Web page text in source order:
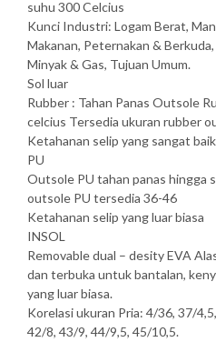
suhu 300 Celcius
Kunci Industri: Logam Berat,
Makanan, Peternakan &
Minyak & Gas, Tujuan Umum.
Sol luar
Rubber : Tahan Panas Outsole
celcius Tersedia ukuran rubber
Ketahanan selip yang sangat
PU
Outsole PU tahan panas hingga
outsole PU tersedia 36-46
Ketahanan selip yang luar biasa
INSOL
Removable dual – desity EVA
dan terbuka untuk bantalan,
yang luar biasa.
Korelasi ukuran Pria: 4/36, 37/
42/8, 43/9, 44/9,5, 45/10,5.